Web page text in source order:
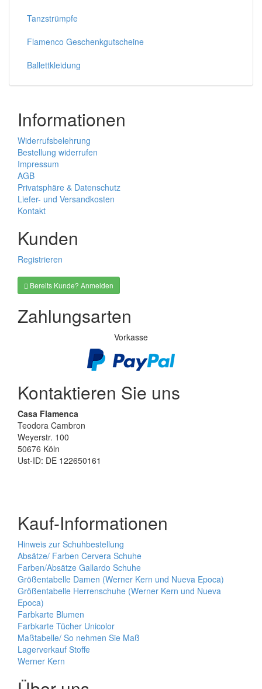
Tanzstrümpfe
Flamenco Geschenkgutscheine
Ballettkleidung
Informationen
Widerrufsbelehrung
Bestellung widerrufen
Impressum
AGB
Privatsphäre & Datenschutz
Liefer- und Versandkosten
Kontakt
Kunden
Registrieren
Bereits Kunde? Anmelden
Zahlungsarten
Vorkasse
Kontaktieren Sie uns
Casa Flamenca
Teodora Cambron
Weyerstr. 100
50676 Köln
Ust-ID: DE 122650161
Kauf-Informationen
Hinweis zur Schuhbestellung
Absätze/ Farben Cervera Schuhe
Farben/Absätze Gallardo Schuhe
Größentabelle Damen (Werner Kern und Nueva Epoca)
Größentabelle Herrenschuhe (Werner Kern und Nueva
Epoca)
Farbkarte Blumen
Farbkarte Tücher Unicolor
Maßtabelle/ So nehmen Sie Maß
Lagerverkauf Stoffe
Werner Kern